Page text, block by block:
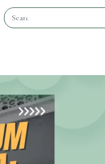
Search